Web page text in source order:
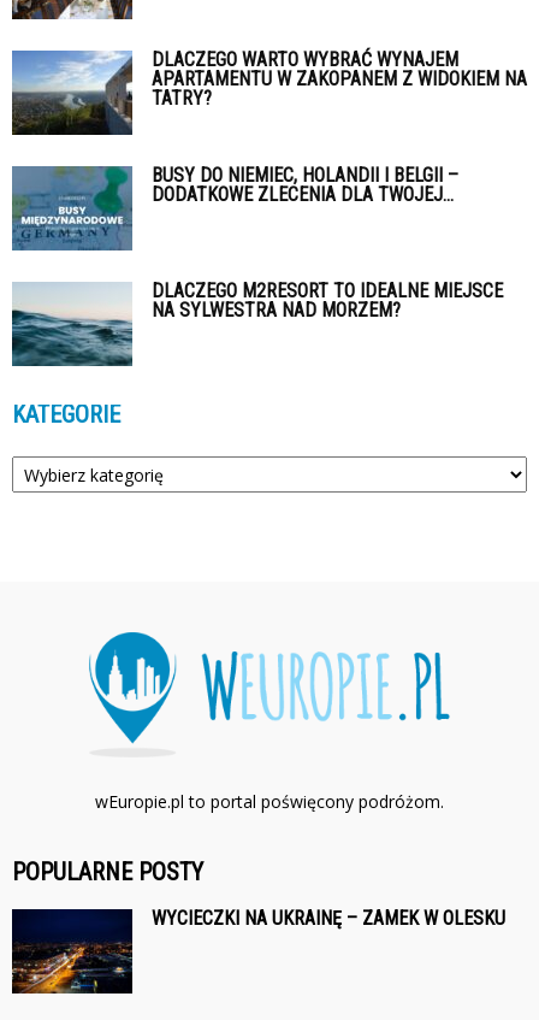
DLACZEGO WARTO WYBRAĆ WYNAJEM
APARTAMENTU W ZAKOPANEM Z WIDOKIEM NA
TATRY?
BUSY DO NIEMIEC, HOLANDII I BELGII –
DODATKOWE ZLECENIA DLA TWOJEJ...
DLACZEGO M2RESORT TO IDEALNE MIEJSCE
NA SYLWESTRA NAD MORZEM?
KATEGORIE
Kategorie
wEuropie.pl to portal poświęcony podróżom.
POPULARNE POSTY
WYCIECZKI NA UKRAINĘ – ZAMEK W OLESKU